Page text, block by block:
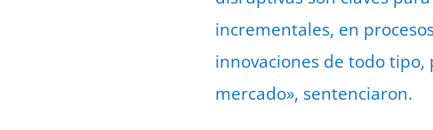
incrementales, en
innovaciones de todo tipo,
mercado», sentenciaron.